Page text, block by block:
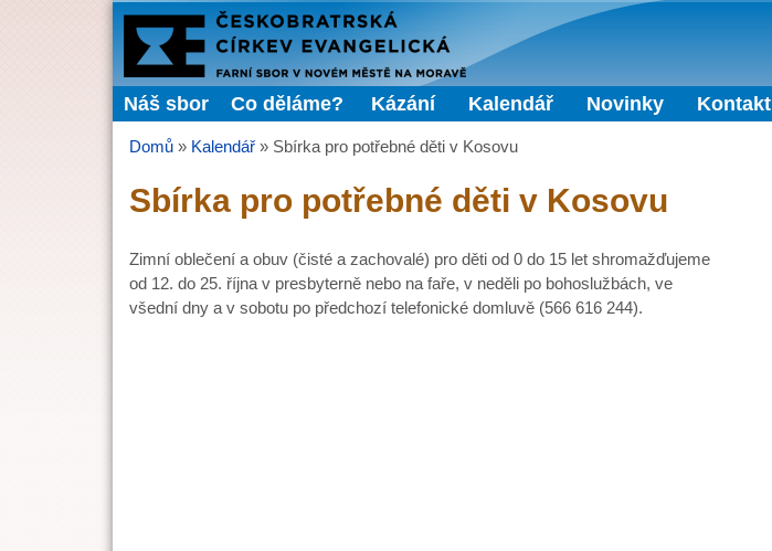
FARNÍ
SBOR
ČCE
Hlavní menu
Náš sbor Co děláme? Kázání Kalendář Novinky Kontakt
Jste zde
Domů » Kalendář » Sbírka pro potřebné děti v Kosovu
Sbírka pro potřebné děti v Kosovu
Zimní oblečení a obuv (čisté a zachovalé) pro děti od 0 do 15 let shromažďujeme
od 12. do 25. října v presbyterně nebo na faře, v neděli po bohoslužbách, ve
všední dny a v sobotu po předchozí telefonické domluvě (566 616 244).